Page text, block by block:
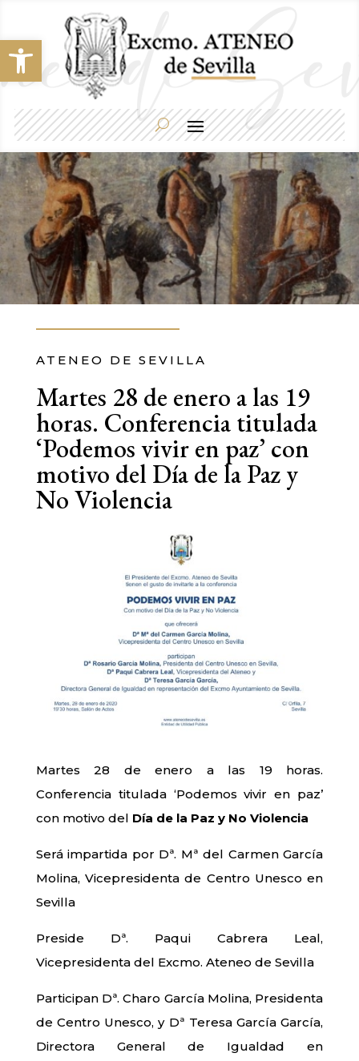
Abrir barra de herramientas
ATENEO DE SEVILLA
Martes 28 de enero a las 19
horas. Conferencia titulada
‘Podemos vivir en paz’ con
motivo del Día de la Paz y
No Violencia
Martes 28 de enero a las 19 horas.
Conferencia titulada ‘Podemos vivir en paz’
con motivo del Día de la Paz y No Violencia
Será impartida por Dª. Mª del Carmen García
Molina, Vicepresidenta de Centro Unesco en
Sevilla
Preside Dª. Paqui Cabrera Leal,
Vicepresidenta del Excmo. Ateneo de Sevilla
Participan Dª. Charo García Molina, Presidenta
de Centro Unesco, y Dª Teresa García García,
Directora General de Igualdad en